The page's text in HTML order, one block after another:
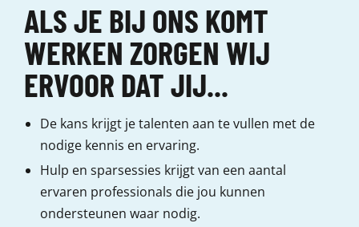
ALS JE BIJ ONS KOMT
WERKEN ZORGEN WIJ
ERVOOR DAT JIJ...
De kans krijgt je talenten aan te vullen met de
nodige kennis en ervaring.
Hulp en sparsessies krijgt van een aantal
ervaren professionals die jou kunnen
ondersteunen waar nodig.